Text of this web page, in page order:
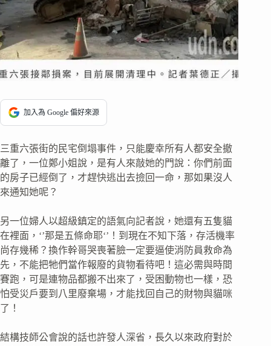
加入為 Google 偏好來源
三重六張街的民宅倒塌事件，只能慶幸所有人都安全撤
離了，一位鄭小姐說，是有人來敲她的門說：你們前面
的房子已經倒了，才趕快逃出去撿回一命，那如果沒人
來通知她呢？
另一位婦人以超級鎮定的語氣向記者說，她還有五隻貓
在裡面，‘’那是五條命耶‘’！到現在不知下落，存活機率
尚存幾稀？換作幹哥哭喪著臉一定要逼使消防員救命為
先，不能把牠們當作報廢的貨物看待吧！這必需與時間
賽跑，可是連物品都搬不出來了，受困動物也一樣，恐
怕受災戶要到八里廢棄場，才能找回自己的財物與貓咪
了！
結構技師公會說的話也許發人深省，長久以來政府對於